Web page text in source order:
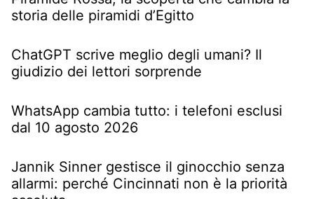
storia delle piramidi d’Egitto
ChatGPT scrive meglio degli umani? Il
giudizio dei lettori sorprende
WhatsApp cambia tutto: i telefoni esclusi
dal 10 agosto 2026
Jannik Sinner gestisce il ginocchio senza
allarmi: perché Cincinnati non è la priorità